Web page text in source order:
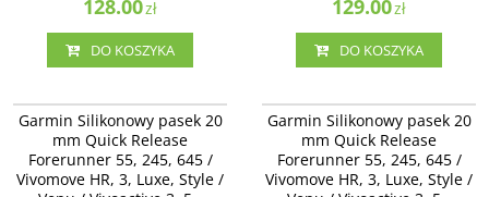
128.00zł
DO KOSZYKA
129.00zł
DO KOSZYKA
Garmin Silikonowy pasek 20 mm
Quick Release Forerunner 55, 245,
645 / Vivomove HR, 3, Luxe, Style /
Venu / Vivoactive 3 - Cocoa [010-
12924-81]
Garmin Silikonowy pasek 20
mm Quick Release
Forerunner 55, 245, 645 /
Vivomove HR, 3, Luxe, Style /
Garmin Silikonowy pasek 20 mm
Quick Release Forerunner 55, 245,
645 / Vivomove HR, 3, Luxe, Style /
Venu / Vivoactive 3 - ciemno
niebieski [010-13076-04]
Garmin Silikonowy pasek 20
mm Quick Release
Forerunner 55, 245, 645 /
Vivomove HR, 3, Luxe, Style /